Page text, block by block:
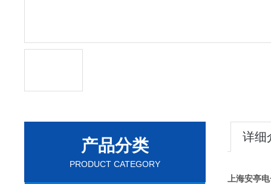
产品分类
PRODUCT CATEGORY
详细
上海安亭